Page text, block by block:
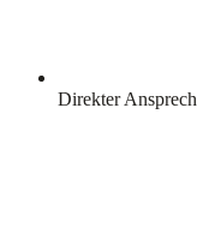
Direkter